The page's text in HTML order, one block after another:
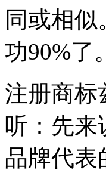
同或相
功90%了。
注册商标
听：先
品牌代表